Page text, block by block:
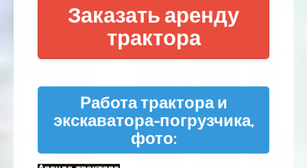
Заказать аренду
трактора
Работа трактора и
экскаватора-погрузчика,
фото: